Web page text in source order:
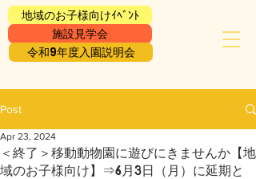
地域のお子様向けｲﾍﾞﾝﾄ
施設見学会
令和9年度入園説明会
Post
＜終了＞移動動物園に遊びにきませんか【地
域のお子様向け】⇒6月3日（月）に延期と
Apr 23, 2024